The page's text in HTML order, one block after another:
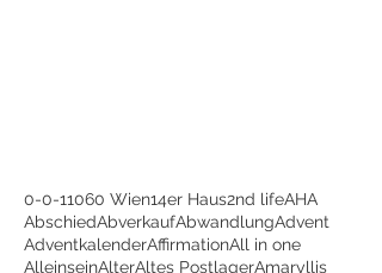
0-0-11060 Wien14er Haus2nd lifeAHA
AbschiedAbverkaufAbwandlungAdvent
AdventkalenderAffirmationAll in one
AlleinseinAlterAltes PostlagerAmaryllis